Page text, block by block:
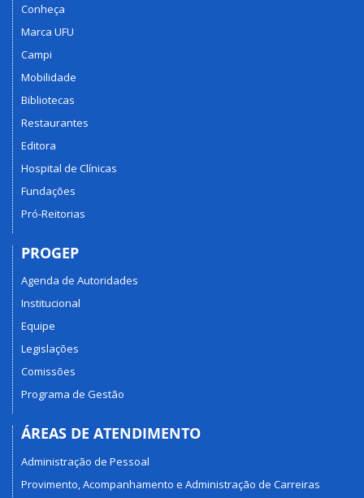
Conheça
Marca UFU
Campi
Mobilidade
Bibliotecas
Restaurantes
Editora
Hospital de Clínicas
Fundações
Pró-Reitorias
PROGEP
Agenda de Autoridades
Institucional
Equipe
Legislações
Comissões
Programa de Gestão
ÁREAS DE ATENDIMENTO
Administração de Pessoal
Provimento, Acompanhamento e Administração de Carreiras